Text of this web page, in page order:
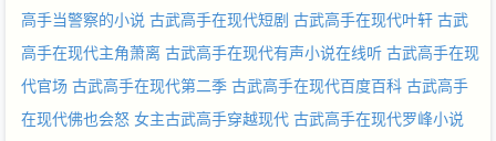
高手当警察的小说 古武高手在现代短剧 古武高手在现代叶轩 古武
高手在现代主角萧离 古武高手在现代有声小说在线听 古武高手在现
代官场 古武高手在现代第二季 古武高手在现代百度百科 古武高手
在现代佛也会怒 女主古武高手穿越现代 古武高手在现代罗峰小说